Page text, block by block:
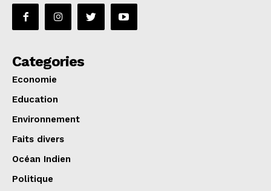
Categories
Economie
Education
Environnement
Faits divers
Océan Indien
Politique